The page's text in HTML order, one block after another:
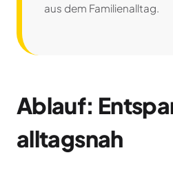
aus dem Familienalltag.
Ablauf:
alltagsnah